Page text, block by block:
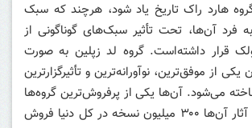
هارد راک تاریخ یاد شود، هرچند که سبک
فرد آن‌ها، تحت تأثیر سبک‌های گوناگونی از
قرار داشته‌است. گروه لد زپلین به صورت
از موفق‌ترین، نوآورانه‌ترین و تأثیرگزارترین
می‌شود. آن‌ها یکی از پرفروش‌ترین گروه‌ها
در تاریخ هستند و آثار آن‌ها ۳۰۰ میلیون نسخه در کل دنیا فروش